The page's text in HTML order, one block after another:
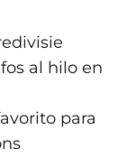
al hilo en
para